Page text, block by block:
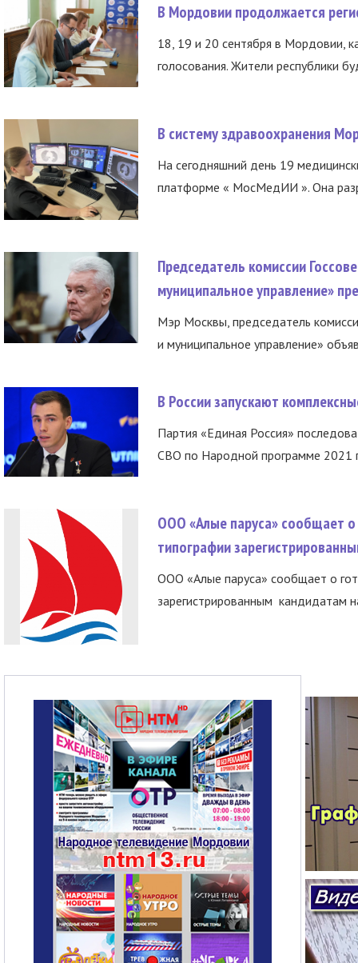
В Мордовии продолжается
18, 19 и 20 сентября в Мордовии,
голосования. Жители республики
В систему здравоохранения
На сегодняшний день 19
платформе « МосМедИИ ». Она
Председатель комиссии
муниципальное управление»
Мэр Москвы, председатель
и муниципальное управление»
В России запускают
Партия «Единая Россия»
СВО по Народной программе 2021
ООО «Алые паруса» сообщает о
типографии
ООО «Алые паруса» сообщает о
зарегистрированным кандидатам